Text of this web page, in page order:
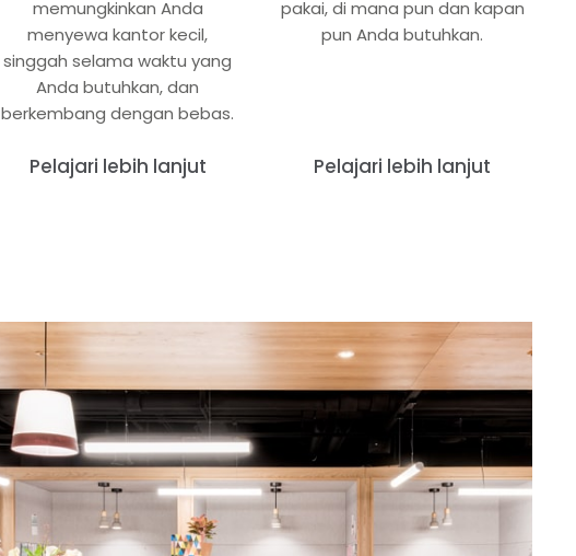
memungkinkan Anda
menyewa kantor kecil,
singgah selama waktu yang
Anda butuhkan, dan
berkembang dengan bebas.
Pelajari lebih lanjut
pakai, di mana pun dan kapan
pun Anda butuhkan.
Pelajari lebih lanjut